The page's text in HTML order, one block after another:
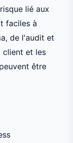
lié aux
faciles à
de l'audit et
client et les
être